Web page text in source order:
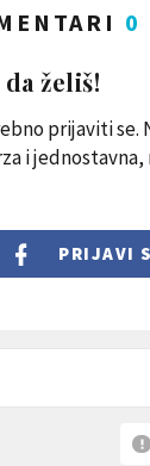
0
želiš!
prijaviti se.
i
PRIJAVI